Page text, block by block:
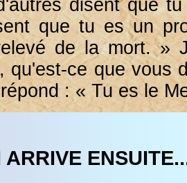
disent que
que tu es un
de la mort. »
qu'est-ce que vous
: « Tu es le
ARRIVE